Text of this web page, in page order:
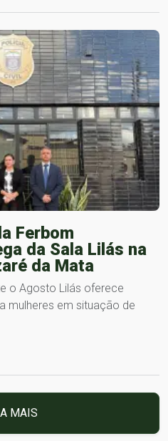
Ferbom
da Sala Lilás na
da Mata
o Agosto Lilás oferece
mulheres em situação de
MAIS